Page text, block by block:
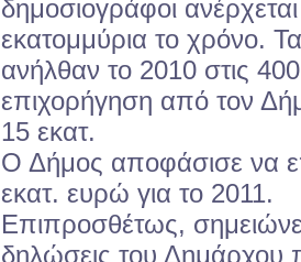
δημοσιογράφοι
εκατομμύρια το χρόνο.
ανήλθαν το 2010 στις
επιχορήγηση από τον
15 εκατ.
Ο Δήμος αποφάσισε να
εκατ. ευρώ για το 2011.
Επιπροσθέτως,
δηλώσεις του Δημάρχου